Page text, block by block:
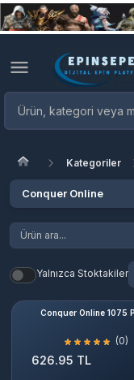
Kategoriler
Conquer Online
Yalnızca Stoktakiler
Conquer Online 1075
(0)
626.95 TL